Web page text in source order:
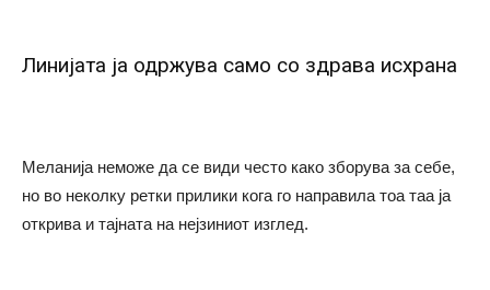
Линијата ја одржува само со здрава исхрана
Меланија неможе да се види често како зборува за себе,
но во неколку ретки прилики кога го направила тоа таа ја
открива и тајната на нејзиниот изглед.